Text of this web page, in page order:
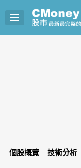
個股概覽 技術分析